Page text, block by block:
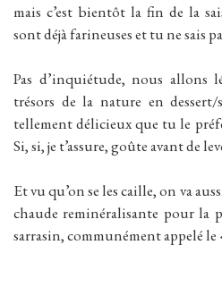
mais c’est bientôt la fin de la
sont déjà farineuses et tu ne sais
Pas d’inquiétude, nous allons
trésors de la nature en
tellement délicieux que tu le
Si, si, je t’assure, goûte avant de
Et vu qu’on se les caille, on va
chaude reminéralisante pour la
sarrasin, communément appelé le